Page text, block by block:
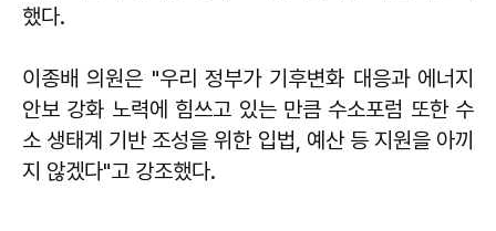
했다.
이종배 의원은 "우리 정부가 기후변화 대응과 에너지
안보 강화 노력에 힘쓰고 있는 만큼 수소포럼 또한 수
소 생태계 기반 조성을 위한 입법, 예산 등 지원을 아끼
지 않겠다"고 강조했다.